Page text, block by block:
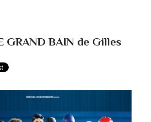
GRAND BAIN de Gilles